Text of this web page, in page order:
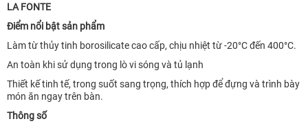
LA FONTE
Điểm nổi bật sản phẩm
Làm từ thủy tinh borosilicate cao cấp, chịu nhiệt từ -20°C đến 400°C.
An toàn khi sử dụng trong lò vi sóng và tủ lạnh
Thiết kế tinh tế, trong suốt sang trọng, thích hợp để đựng và trình bày
món ăn ngay trên bàn.
Thông số